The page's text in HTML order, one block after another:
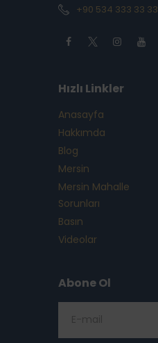
+90 534 333 33 33
Hızlı Linkler
Anasayfa
Hakkımda
Blog
Mersin
Mersin Mahalle
Sorunları
Basın
Videolar
Abone Ol